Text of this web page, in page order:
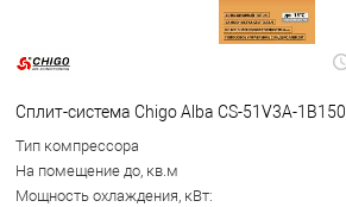
Сплит-система Chigo Alba CS-51V3A-1B150
Тип компрессора
На помещение до, кв.м
Мощность охлаждения, кВт: